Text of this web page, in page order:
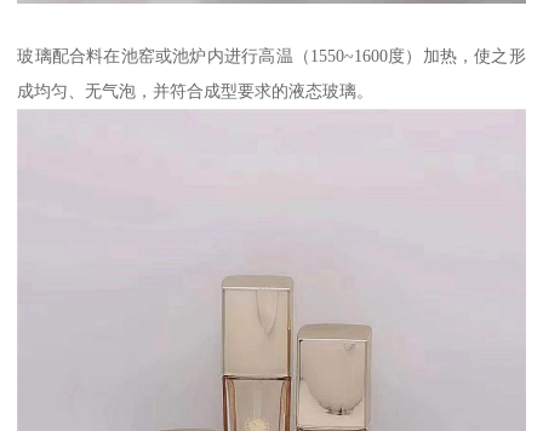
玻璃配合料在池窑或池炉内进行高温（1550~1600度）加热，使之形
成均匀、无气泡，并符合成型要求的液态玻璃。